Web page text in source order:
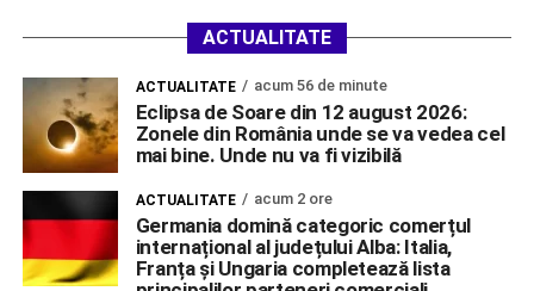
ACTUALITATE
ACTUALITATE acum 56 de minute
Eclipsa de Soare din 12 august 2026:
Zonele din România unde se va vedea cel
mai bine. Unde nu va fi vizibilă
ACTUALITATE acum 2 ore
Germania domină categoric comerțul
internațional al județului Alba: Italia,
Franța și Ungaria completează lista